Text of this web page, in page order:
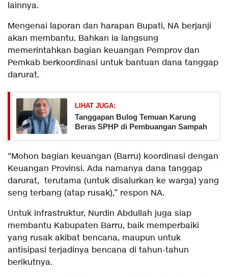
lainnya.
Mengenai laporan dan harapan Bupati, NA berjanji
akan membantu. Bahkan ia langsung
memerintahkan bagian keuangan Pemprov dan
Pemkab berkoordinasi untuk bantuan dana tanggap
darurat.
LIHAT JUGA:
Tanggapan Bulog Temuan Karung
Beras SPHP di Pembuangan Sampah
“Mohon bagian keuangan (Barru) koordinasi dengan
Keuangan Provinsi. Ada namanya dana tanggap
darurat, terutama (untuk disalurkan ke warga) yang
seng terbang (atap rusak),” respon NA.
Untuk infrastruktur, Nurdin Abdullah juga siap
membantu Kabupaten Barru, baik memperbaiki
yang rusak akibat bencana, maupun untuk
antisipasi terjadinya bencana di tahun-tahun
berikutnya.